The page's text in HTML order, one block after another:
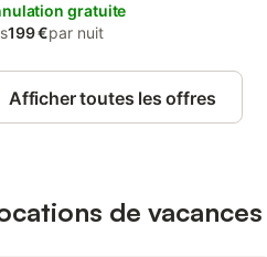
gratuite
199 €par nuit
Afficher toutes les offres
de